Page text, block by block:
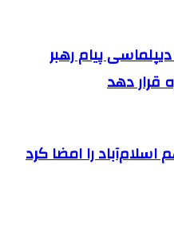
پیام رهبر
قرار دهد
را امضا کرد